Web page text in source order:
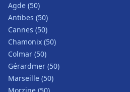
Agde (50)
Antibes (50)
Cannes (50)
Chamonix (50)
Colmar (50)
Gérardmer (50)
Marseille (50)